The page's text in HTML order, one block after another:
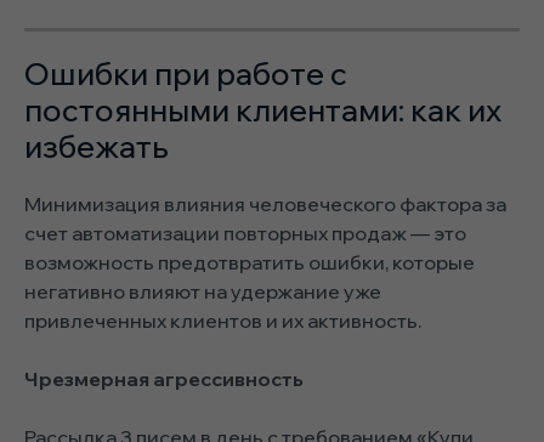
Ошибки при работе с
постоянными клиентами: как их
избежать
Минимизация влияния человеческого фактора за
счет автоматизации повторных продаж — это
возможность предотвратить ошибки, которые
негативно влияют на удержание уже
привлеченных клиентов и их активность.
Чрезмерная агрессивность